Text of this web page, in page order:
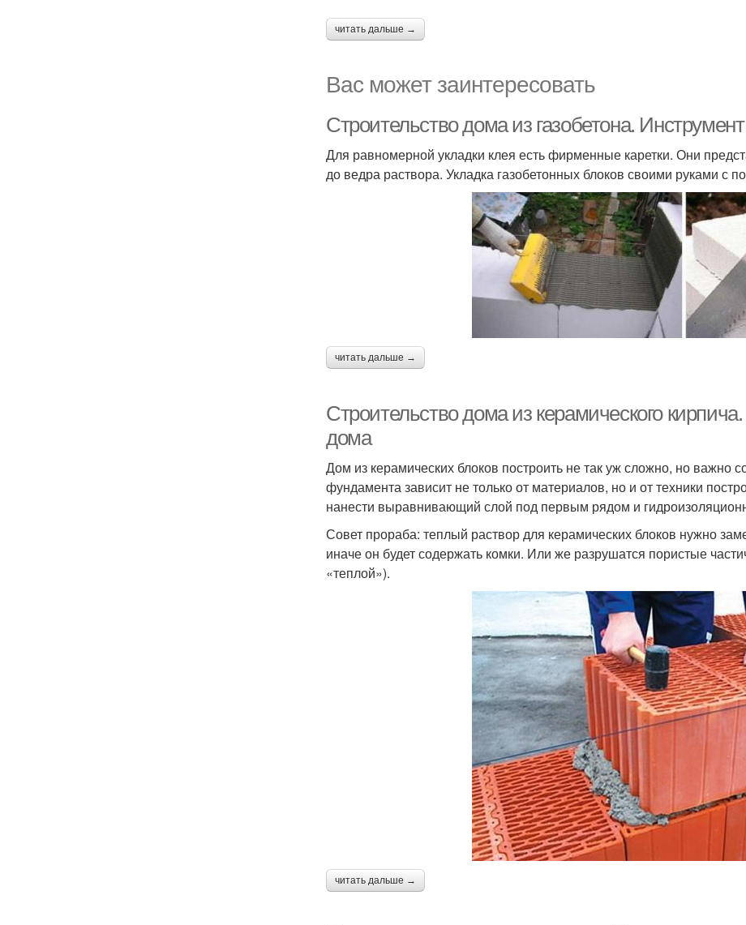
читать дальше →
Вас может заинтересовать
Строительство дома из газобетона. Инструмент
Для равномерной укладки клея есть фирменные каретки. Они
до ведра раствора. Укладка газобетонных блоков своими руками с
читать дальше →
Строительство дома из керамического
дома
Дом из керамических блоков построить не так уж сложно, но важно
фундамента зависит не только от материалов, но и от техники
нанести выравнивающий слой под первым рядом и
Совет прораба: теплый раствор для керамических блоков нужно
иначе он будет содержать комки. Или же разрушатся пористые
«теплой»).
читать дальше →